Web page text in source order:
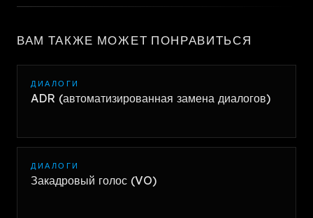
ВАМ ТАКЖЕ МОЖЕТ ПОНРАВИТЬСЯ
ДИАЛОГИ
ADR (автоматизированная замена диалогов)
ДИАЛОГИ
Закадровый голос (VO)